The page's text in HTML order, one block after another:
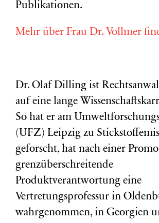
Publikationen.
Mehr über Frau Dr. Vollmer
Dr. Olaf Dilling ist
auf eine lange
So hat er am
(UFZ) Leipzig zu
geforscht, hat nach einer
grenzüberschreitende
Produktverantwortung eine
Vertretungsprofessur in
wahrgenommen, in Georgien